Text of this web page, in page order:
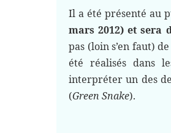
Il a été présenté au
mars 2012) et sera
pas (loin s’en faut)
été réalisés dans
interpréter un des
(Green Snake).